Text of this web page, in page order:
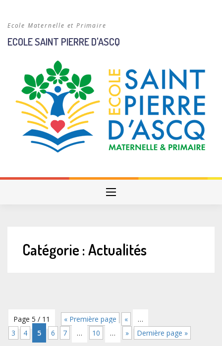
Ecole Maternelle et Primaire
ECOLE SAINT PIERRE D'ASCQ
Catégorie : Actualités
Page 5 / 11 « Première page «
…
3
4 5 6 7 … 10 … » Dernière page »